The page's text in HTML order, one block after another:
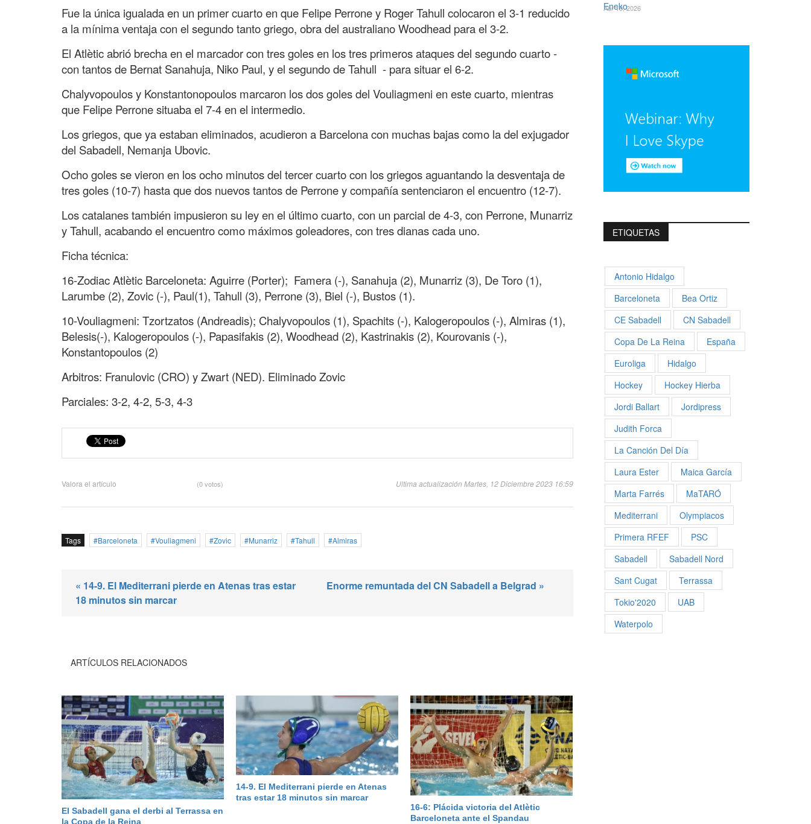
Fue la única igualada en un primer cuarto en que Felipe Perrone y Roger Tahull colocaron el 3-1 reducido
a la mínima ventaja con el segundo tanto griego, obra del australiano Woodhead para el 3-2.
El Atlètic abrió brecha en el marcador con tres goles en los tres primeros ataques del segundo cuarto -
con tantos de Bernat Sanahuja, Niko Paul, y el segundo de Tahull - para situar el 6-2.
Chalyvopoulos y Konstantonopoulos marcaron los dos goles del Vouliagmeni en este cuarto, mientras
que Felipe Perrone situaba el 7-4 en el intermedio.
Los griegos, que ya estaban eliminados, acudieron a Barcelona con muchas bajas como la del exjugador
del Sabadell, Nemanja Ubovic.
Ocho goles se vieron en los ocho minutos del tercer cuarto con los griegos aguantando la desventaja de
tres goles (10-7) hasta que dos nuevos tantos de Perrone y compañía sentenciaron el encuentro (12-7).
Los catalanes también impusieron su ley en el último cuarto, con un parcial de 4-3, con Perrone, Munarriz
y Tahull, acabando el encuentro como máximos goleadores, con tres dianas cada uno.
Ficha técnica:
16-Zodiac Atlètic Barceloneta: Aguirre (Porter); Famera (-), Sanahuja (2), Munarriz (3), De Toro (1),
Larumbe (2), Zovic (-), Paul(1), Tahull (3), Perrone (3), Biel (-), Bustos (1).
10-Vouliagmeni: Tzortzatos (Andreadis); Chalyvopoulos (1), Spachits (-), Kalogeropoulos (-), Almiras (1),
Belesis(-), Kalogeropoulos (-), Papasifakis (2), Woodhead (2), Kastrinakis (2), Kourovanis (-),
Konstantopoulos (2)
Arbitros: Franulovic (CRO) y Zwart (NED). Eliminado Zovic
Parciales: 3-2, 4-2, 5-3, 4-3
Valora el artículo (0 votos) Ultima actualización Martes, 12 Diciembre 2023 16:59
Tags Barceloneta Vouliagmeni Zovic Munarriz Tahull Almiras
« 14-9. El Mediterrani pierde en Atenas tras estar
18 minutos sin marcar
Enorme remuntada del CN Sabadell a Belgrad »
ARTÍCULOS RELACIONADOS
El Sabadell gana el derbi al Terrassa en
la Copa de la Reina
14-9. El Mediterrani pierde en Atenas
tras estar 18 minutos sin marcar
16-6: Plácida victoria del Atlètic
Barceloneta ante el Spandau
Abr 19, 2026
ETIQUETAS
Antonio Hidalgo
Barceloneta
Bea Ortiz
CE Sabadell
CN Sabadell
Copa De La Reina
España
Euroliga
Hidalgo
Hockey
Hockey Hierba
Jordi Ballart
Jordipress
Judith Forca
La Canción Del Día
Laura Ester
Maica García
Marta Farrés
MaTARÓ
Mediterrani
Olympiacos
Primera RFEF
PSC
Sabadell
Sabadell Nord
Sant Cugat
Terrassa
Tokio'2020
UAB
Waterpolo